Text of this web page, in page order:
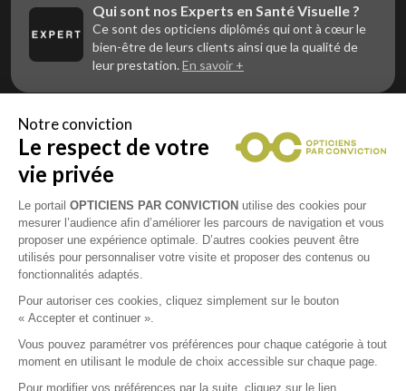
Qui sont nos Experts en Santé Visuelle ?
Ce sont des opticiens diplômés qui ont à cœur le
bien-être de leurs clients ainsi que la qualité de
leur prestation. En savoir +
Vous êtes un professionnel de la vue et
vous souhaitez nous rejoindre ?
Contactez Alliance Optic, la centrale d’achats et
d’accompagnement des opticiens indépendants
Notre conviction
Le respect de votre
vie privée
Le portail OPTICIENS PAR CONVICTION utilise des cookies pour
mesurer l’audience afin d’améliorer les parcours de navigation et vous
proposer une expérience optimale. D’autres cookies peuvent être
utilisés pour personnaliser votre visite et proposer des contenus ou
fonctionnalités adaptés.
Pour autoriser ces cookies, cliquez simplement sur le bouton
« Accepter et continuer ».
Vous pouvez paramétrer vos préférences pour chaque catégorie à tout
moment en utilisant le module de choix accessible sur chaque page.
Pour modifier vos préférences par la suite, cliquez sur le lien